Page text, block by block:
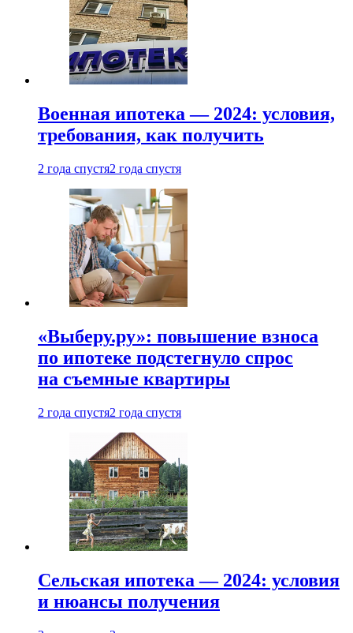
Военная ипотека — 2024: условия,
требования, как получить
2 года спустя2 года спустя
«Выберу.ру»: повышение взноса
по ипотеке подстегнуло спрос
на съемные квартиры
2 года спустя2 года спустя
Сельская ипотека — 2024: условия
и нюансы получения